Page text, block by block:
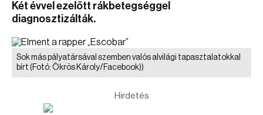
Két évvel ezelőtt rákbetegséggel
diagnosztizálták.
Sok más pályatársával szemben valós alvilági tapasztalatokkal
bírt (Fotó: Ökrös Károly/Facebook))
Hirdetés